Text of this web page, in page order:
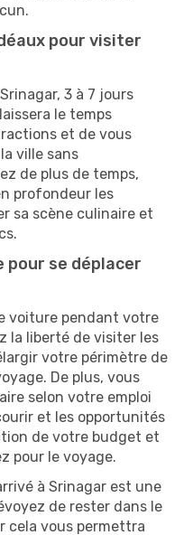
pour visiter
3 à 7 jours
le temps
et de vous
ville sans
de plus de temps,
profondeur les
sa scène culinaire et
se déplacer
voiture pendant votre
la liberté de visiter les
votre périmètre de
De plus, vous
selon votre emploi
et les opportunités
de votre budget et
pour le voyage.
à Srinagar est une
de rester dans le
cela vous permettra